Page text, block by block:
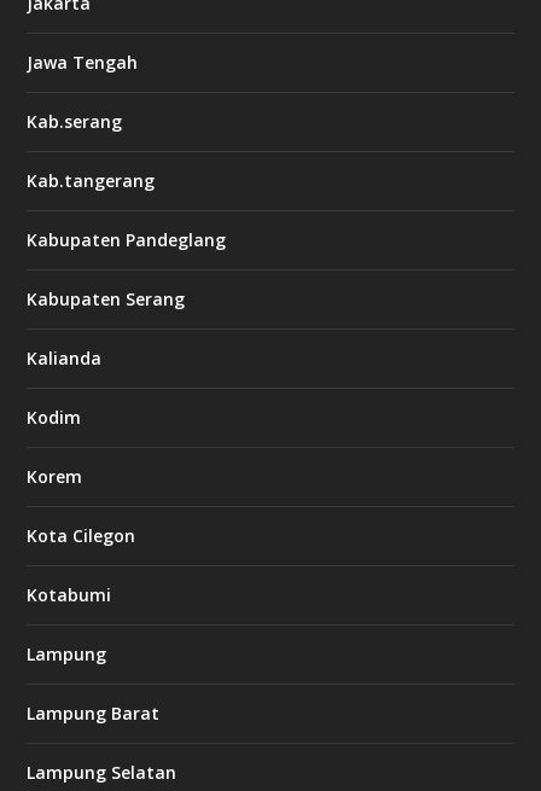
Jawa Tengah
Kab.serang
Kab.tangerang
Kabupaten Pandeglang
Kabupaten Serang
Kalianda
Kodim
Korem
Kota Cilegon
Kotabumi
Lampung
Lampung Barat
Lampung Selatan